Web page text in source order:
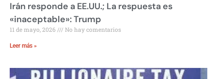
Irán responde a EE.UU.; La respuesta es
«inaceptable»: Trump
11 de mayo, 2026 No hay comentarios
Leer más »